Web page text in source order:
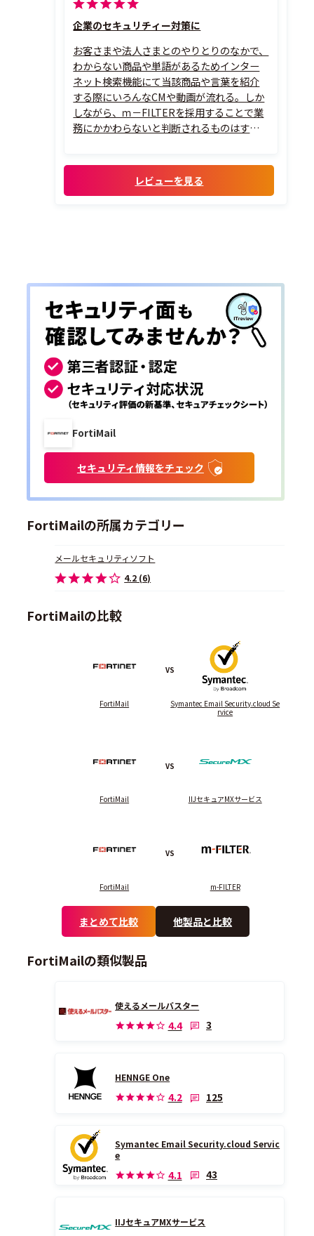
企業のセキュリチィー対策に
お客さまや法人さまとのやりとりのなかで、
わからない商品や単語があるためインター
ネット検索機能にて当該商品や言葉を紹介
する際にいろんなCMや動画が流れる。しか
しながら、ｍ－FILTERを採用することで業
務にかかわらないと判断されるものはすべ
の許可を得たうえで閲覧が可能である。
レビューを見る
FortiMail
セキュリティ情報をチェック
FortiMailの所属カテゴリー
メールセキュリティソフト
4.2 (6)
FortiMailの比較
FortiMail
VS
Symantec Email Security.cloud Se
rvice
FortiMail
VS
IIJセキュアMXサービス
FortiMail
VS
m-FILTER
まとめて比較 他製品と比較
FortiMailの類似製品
使えるメールバスター
4.4 3
HENNGE One
4.2 125
Symantec Email Security.cloud Servic
e
4.1 43
IIJセキュアMXサービス